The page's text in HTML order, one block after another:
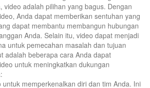
video adalah pilihan yang bagus. Dengan
Anda dapat memberikan sentuhan yang
dapat membantu membangun hubungan
Anda. Selain itu, video dapat menjadi
untuk pemecahan masalah dan tujuan
adalah beberapa cara Anda dapat
untuk meningkatkan dukungan
untuk memperkenalkan diri dan tim Anda. Ini